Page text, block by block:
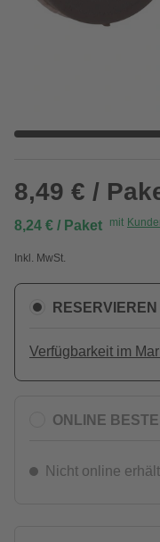
8,49 € /
8,24 € / Paket mit
Inkl. MwSt.
Verfügbarkeit im
ONLINE
Nicht online